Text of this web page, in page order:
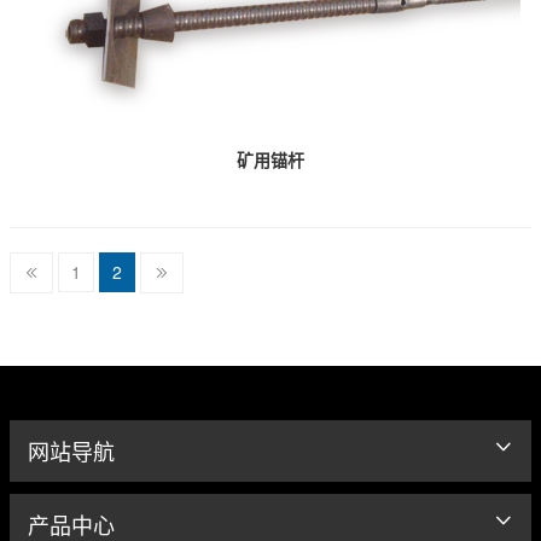
矿用锚杆
1 2
网站导航
产品中心